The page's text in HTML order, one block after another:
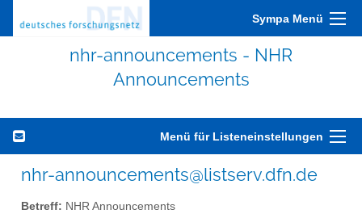
Sympa Menü
nhr-announcements - NHR
Announcements
Menü für Listeneinstellungen
nhr-announcements@listserv.dfn.de
Betreff: NHR Announcements